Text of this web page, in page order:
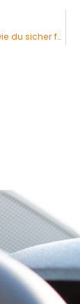
Nässe im Herbst: Warum sich der Bremsweg verdoppelt und wie du sicher fährst